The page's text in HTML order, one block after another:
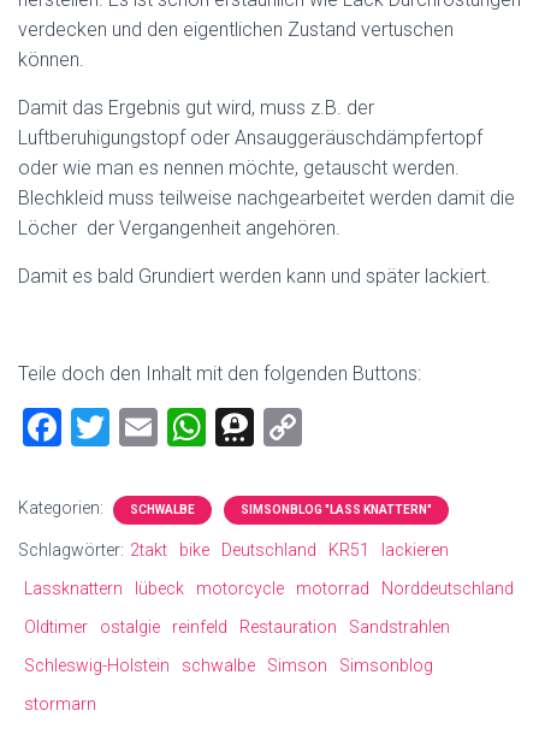
E
verdecken und den eigentlichen Zustand vertuschen
können.
Damit das Ergebnis gut wird, muss z.B. der
Luftberuhigungstopf oder Ansauggeräuschdämpfertopf
oder wie man es nennen möchte, getauscht werden.
Blechkleid muss teilweise nachgearbeitet werden damit die
Löcher der Vergangenheit angehören.
Damit es bald Grundiert werden kann und später lackiert.
Teile doch den Inhalt mit den folgenden Buttons:
F
ce
b
o
ok
T
tt
er
E
ai
l
W
at
s
A
p
p
T
ee
m
a
p
y
Li
nk
Kategorien: SCHWALBE SIMSONBLOG "LASS KNATTERN"
Schlagwörter: 2takt bike Deutschland KR51
lackieren
Lassknattern
lübeck motorcycle motorrad
Norddeutschland
Oldtimer
ostalgie reinfeld Restauration
Sandstrahlen
Schleswig-Holstein
schwalbe Simson
Simsonblog
stormarn